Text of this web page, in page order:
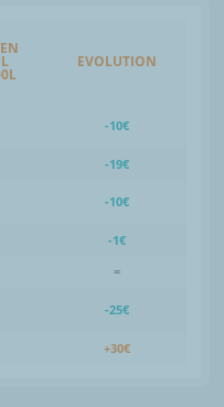
EVOLUTION
-10€
-19€
-10€
-1€
=
-25€
+30€